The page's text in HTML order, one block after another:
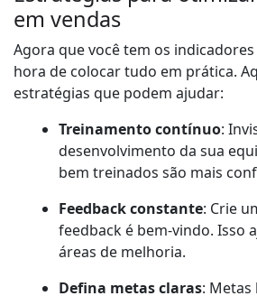
em vendas
Agora que você tem os
hora de colocar tudo em prática.
estratégias que podem ajudar:
Treinamento contínuo:
desenvolvimento da sua
bem treinados são mais
Feedback constante: Crie
feedback é bem-vindo. Isso
áreas de melhoria.
Defina metas claras: